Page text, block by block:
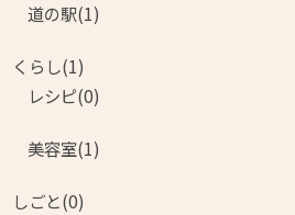
道の駅(1)
くらし(1)
レシピ(0)
美容室(1)
しごと(0)